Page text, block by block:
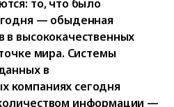
то, что было
— обыденная
в высококачественных
мира. Системы
в
компаниях сегодня
информации —